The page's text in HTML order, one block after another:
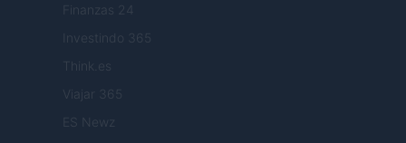
Finanzas 24
Investindo 365
Think.es
Viajar 365
ES Newz